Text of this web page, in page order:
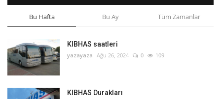
Bu Hafta Bu Ay Tüm Zamanlar
KIBHAS saatleri
yazayaza Ağu 26, 2024 0 109
KIBHAS Durakları